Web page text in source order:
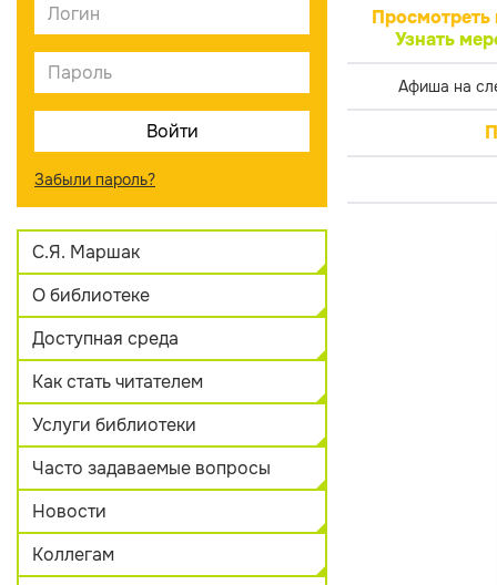
Забыли пароль?
С.Я. Маршак
О библиотеке
Доступная среда
Как стать читателем
Услуги библиотеки
Часто задаваемые вопросы
Новости
Коллегам
Просмотреть
Узнать
Афиша на